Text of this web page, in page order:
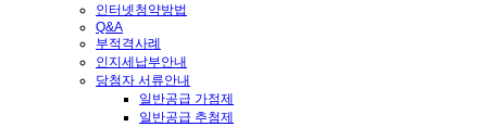
인터넷청약방법
Q&A
부적격사례
인지세납부안내
당첨자 서류안내
일반공급 가점제
일반공급 추첨제